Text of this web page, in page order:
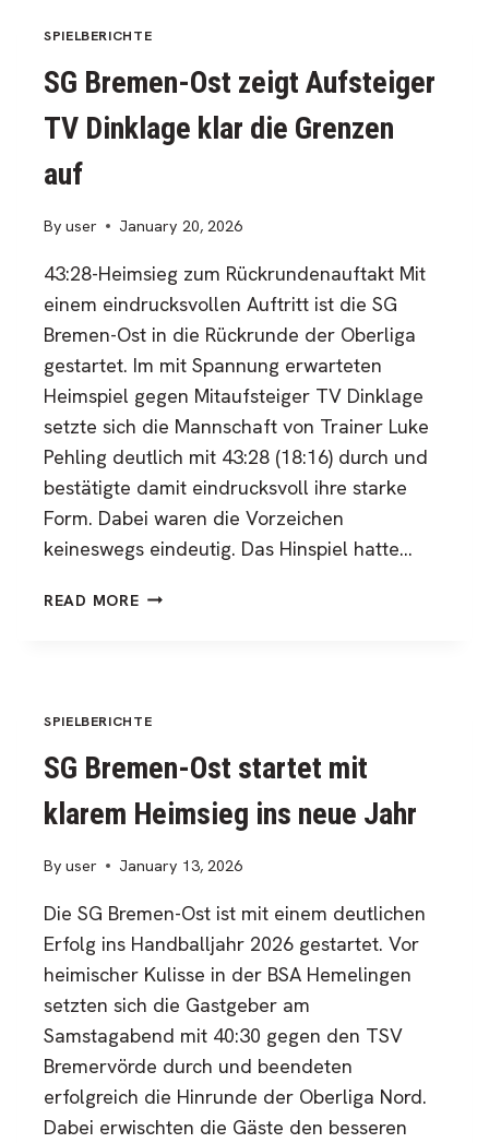
BREMEN-
VERPFLICHTET
DEHMEL
SPIELBERICHTE
SG Bremen-Ost zeigt Aufsteiger
TV Dinklage klar die Grenzen
auf
By user January 20, 2026
43:28-Heimsieg zum Rückrundenauftakt Mit
einem eindrucksvollen Auftritt ist die SG
Bremen-Ost in die Rückrunde der Oberliga
gestartet. Im mit Spannung erwarteten
Heimspiel gegen Mitaufsteiger TV Dinklage
setzte sich die Mannschaft von Trainer Luke
Pehling deutlich mit 43:28 (18:16) durch und
bestätigte damit eindrucksvoll ihre starke
Form. Dabei waren die Vorzeichen
keineswegs eindeutig. Das Hinspiel hatte…
READ MORESG
TV
KLAR
GRENZEN
SPIELBERICHTE
SG Bremen-Ost startet mit
klarem Heimsieg ins neue Jahr
By user January 13, 2026
Die SG Bremen-Ost ist mit einem deutlichen
Erfolg ins Handballjahr 2026 gestartet. Vor
heimischer Kulisse in der BSA Hemelingen
setzten sich die Gastgeber am
Samstagabend mit 40:30 gegen den TSV
Bremervörde durch und beendeten
erfolgreich die Hinrunde der Oberliga Nord.
Dabei erwischten die Gäste den besseren